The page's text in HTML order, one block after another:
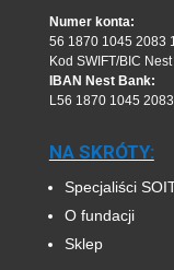
Numer konta:
56 1870 1045 2083
Kod SWIFT/BIC
IBAN Nest Bank:
L56 1870 1045
NA SKRÓTY:
Specjaliści
O fundacji
Sklep